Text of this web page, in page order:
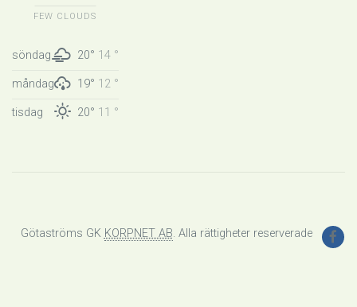
FEW CLOUDS
söndag 20° 14 °
måndag 19° 12 °
tisdag 20° 11 °
Götaströms GK KORPNET AB. Alla rättigheter reserverade